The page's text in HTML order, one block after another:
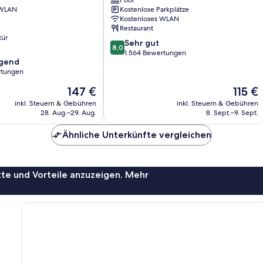
Der
Preis
beträgt
147 €
inkl. Steuern & Gebühren
28. Aug.–29. Aug.
Kostenlose Parkplätze
Kostenloses WLAN
Restaurant
8.0
von
8,0 Sehr gut
1.564 Bewertungen
Der
Preis
beträgt
115 €
inkl. Steuern & Gebühren
8. Sept.–9. Sept.
Ähnliche Unterkünfte vergleichen
und Vorteile anzuzeigen. Mehr